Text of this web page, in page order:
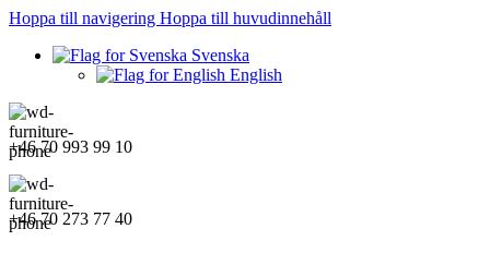
Hoppa till navigering Hoppa till huvudinnehåll
Svenska
English
+46 70 993 99 10
+46 70 273 77 40